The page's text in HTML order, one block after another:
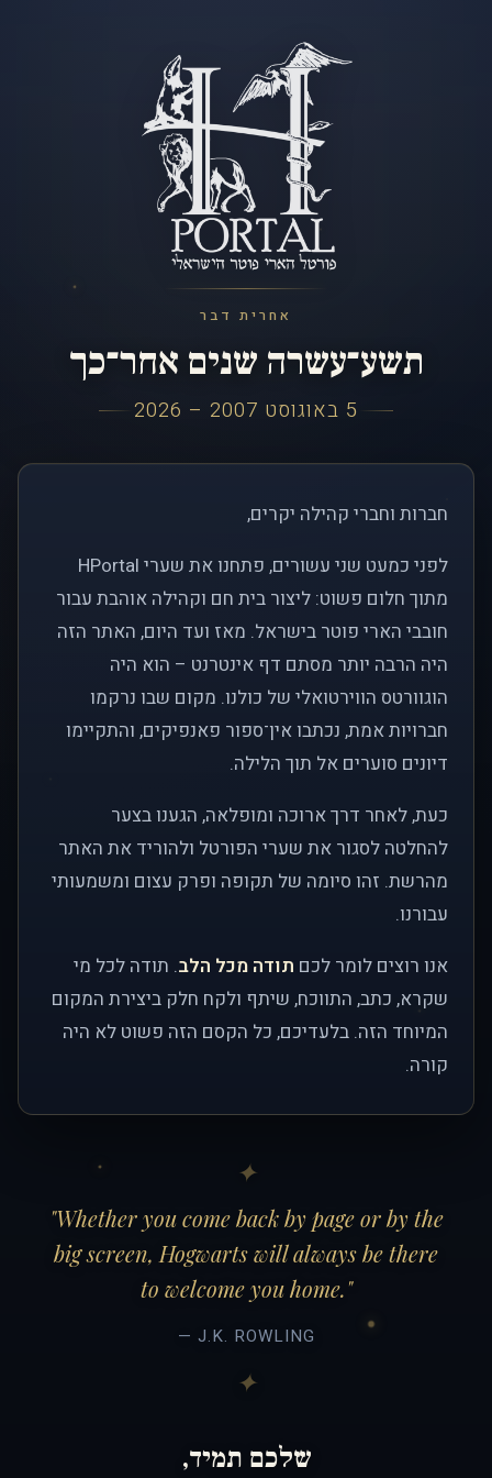
אחרית דבר
תשע־עשרה שנים אחר־כך
5 באוגוסט 2007 – 2026
חברות וחברי קהילה יקרים,
לפני כמעט שני עשורים, פתחנו את שערי HPortal
מתוך חלום פשוט: ליצור בית חם וקהילה אוהבת עבור
חובבי הארי פוטר בישראל. מאז ועד היום, האתר הזה
היה הרבה יותר מסתם דף אינטרנט – הוא היה
הוגוורטס הווירטואלי של כולנו. מקום שבו נרקמו
חברויות אמת, נכתבו אין־ספור פאנפיקים, והתקיימו
דיונים סוערים אל תוך הלילה.
כעת, לאחר דרך ארוכה ומופלאה, הגענו בצער
להחלטה לסגור את שערי הפורטל ולהוריד את האתר
מהרשת. זהו סיומה של תקופה ופרק עצום ומשמעותי
עבורנו.
אנו רוצים לומר לכם תודה מכל הלב. תודה לכל מי
שקרא, כתב, התווכח, שיתף ולקח חלק ביצירת המקום
המיוחד הזה. בלעדיכם, כל הקסם הזה פשוט לא היה
קורה.
"Whether you come back by page or by the
big screen, Hogwarts will always be there
to welcome you home."
— J.K. ROWLING
שלכם תמיד,